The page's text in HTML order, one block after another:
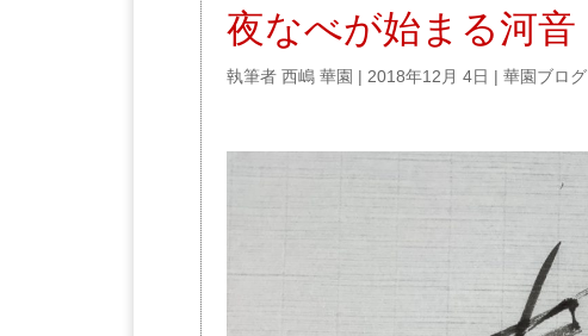
夜なべが始まる河音
執筆者 西嶋 華園 | 2018年12月 4日 | 華園ブログ